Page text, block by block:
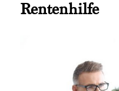
Rentenhilfe